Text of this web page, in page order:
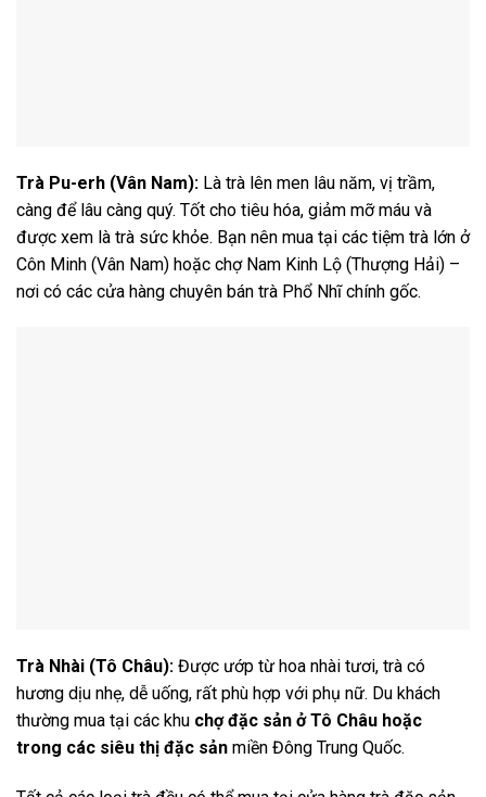
Trà Pu-erh (Vân Nam): Là trà lên men lâu năm, vị trầm,
càng để lâu càng quý. Tốt cho tiêu hóa, giảm mỡ máu và
được xem là trà sức khỏe. Bạn nên mua tại các tiệm trà lớn ở
Côn Minh (Vân Nam) hoặc chợ Nam Kinh Lộ (Thượng Hải) –
nơi có các cửa hàng chuyên bán trà Phổ Nhĩ chính gốc.
Trà Nhài (Tô Châu): Được ướp từ hoa nhài tươi, trà có
hương dịu nhẹ, dễ uống, rất phù hợp với phụ nữ. Du khách
thường mua tại các khu chợ đặc sản ở Tô Châu hoặc
trong các siêu thị đặc sản miền Đông Trung Quốc.